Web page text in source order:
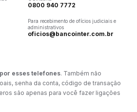
0800 940 7772
Para recebimento de ofícios judiciais e
administrativos
oficios@bancointer.com.br
esses telefones. Também não
senha da conta, código de transação
são apenas para você fazer ligações